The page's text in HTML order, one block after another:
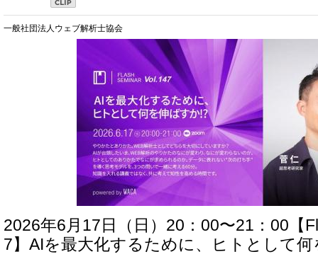
一般社団法人ウェブ解析士協会
2026年6月17日（日）20：00〜21：00【
7】AIを最大化するために、ヒトとして